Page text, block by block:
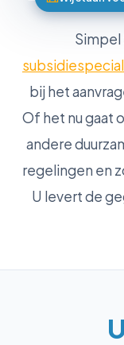
Simpel
bij het
Of het nu gaat
andere
regelingen en
U levert de